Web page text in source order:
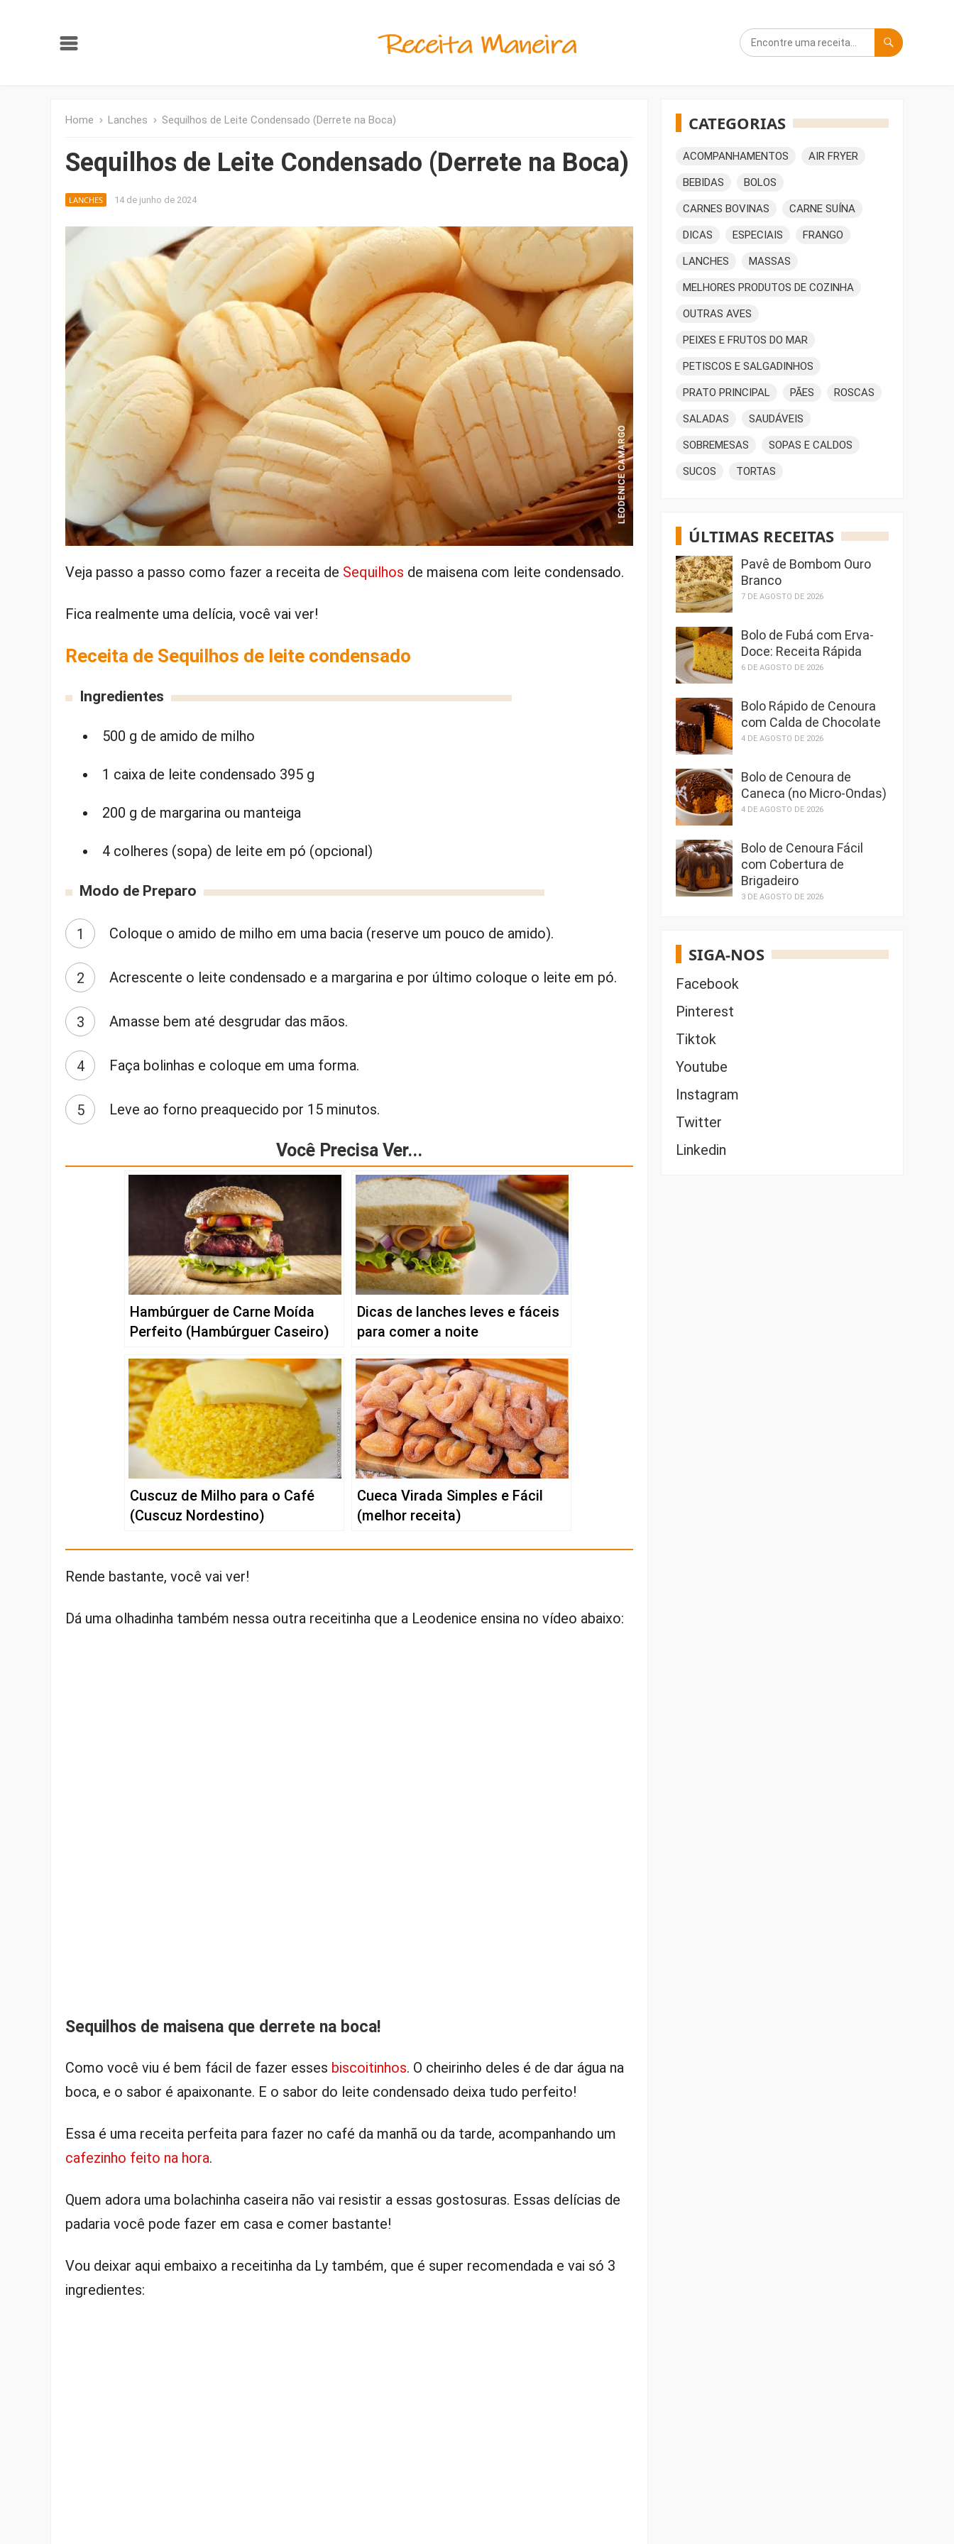
Home Lanches Sequilhos de Leite Condensado (Derrete na Boca)
Sequilhos de Leite Condensado (Derrete na Boca)
LANCHES 14 de junho de 2024
Veja passo a passo como fazer a receita de Sequilhos de maisena com leite condensado.
Fica realmente uma delícia, você vai ver!
Receita de Sequilhos de leite condensado
Ingredientes
500 g de amido de milho
1 caixa de leite condensado 395 g
200 g de margarina ou manteiga
4 colheres (sopa) de leite em pó (opcional)
Modo de Preparo
Coloque o amido de milho em uma bacia (reserve um pouco de amido).
Acrescente o leite condensado e a margarina e por último coloque o leite em pó.
Amasse bem até desgrudar das mãos.
Faça bolinhas e coloque em uma forma.
Leve ao forno preaquecido por 15 minutos.
Você Precisa Ver...
Hambúrguer de Carne Moída
Perfeito (Hambúrguer Caseiro)
Dicas de lanches leves e fáceis
para comer a noite
Cuscuz de Milho para o Café
(Cuscuz Nordestino)
Cueca Virada Simples e Fácil
(melhor receita)
Rende bastante, você vai ver!
Dá uma olhadinha também nessa outra receitinha que a Leodenice ensina no vídeo abaixo:
Sequilhos de maisena que derrete na boca!
Como você viu é bem fácil de fazer esses biscoitinhos. O cheirinho deles é de dar água na
boca, e o sabor é apaixonante. E o sabor do leite condensado deixa tudo perfeito!
Essa é uma receita perfeita para fazer no café da manhã ou da tarde, acompanhando um
cafezinho feito na hora.
Quem adora uma bolachinha caseira não vai resistir a essas gostosuras. Essas delícias de
padaria você pode fazer em casa e comer bastante!
Vou deixar aqui embaixo a receitinha da Ly também, que é super recomendada e vai só 3
ingredientes:
CATEGORIAS
ACOMPANHAMENTOS AIR FRYER
BEBIDAS BOLOS
CARNES BOVINAS CARNE SUÍNA
DICAS ESPECIAIS FRANGO
LANCHES MASSAS
MELHORES PRODUTOS DE COZINHA
OUTRAS AVES
PEIXES E FRUTOS DO MAR
PETISCOS E SALGADINHOS
PRATO PRINCIPAL PÃES ROSCAS
SALADAS SAUDÁVEIS
SOBREMESAS SOPAS E CALDOS
SUCOS TORTAS
ÚLTIMAS RECEITAS
Pavê de Bombom Ouro
Branco
7 DE AGOSTO DE 2026
Bolo de Fubá com Erva-
Doce: Receita Rápida
6 DE AGOSTO DE 2026
Bolo Rápido de Cenoura
com Calda de Chocolate
4 DE AGOSTO DE 2026
Bolo de Cenoura de
Caneca (no Micro-Ondas)
4 DE AGOSTO DE 2026
Bolo de Cenoura Fácil
com Cobertura de
Brigadeiro
3 DE AGOSTO DE 2026
SIGA-NOS
Facebook
Pinterest
Tiktok
Youtube
Instagram
Twitter
Linkedin